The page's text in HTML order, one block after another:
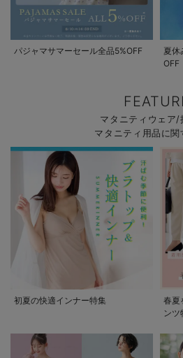
パジャマサマーセール全品5%OFF
夏休
OFF
マタニティウェア/
マタニティ用品に関
初夏の快適インナー特集
春夏
ンツ